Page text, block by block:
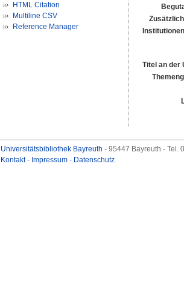
HTML Citation
Multiline CSV
Reference Manager
Titel an der
Universitätsbibliothek Bayreuth - 95447 Bayreuth - Tel.
Kontakt- Impressum - Datenschutz